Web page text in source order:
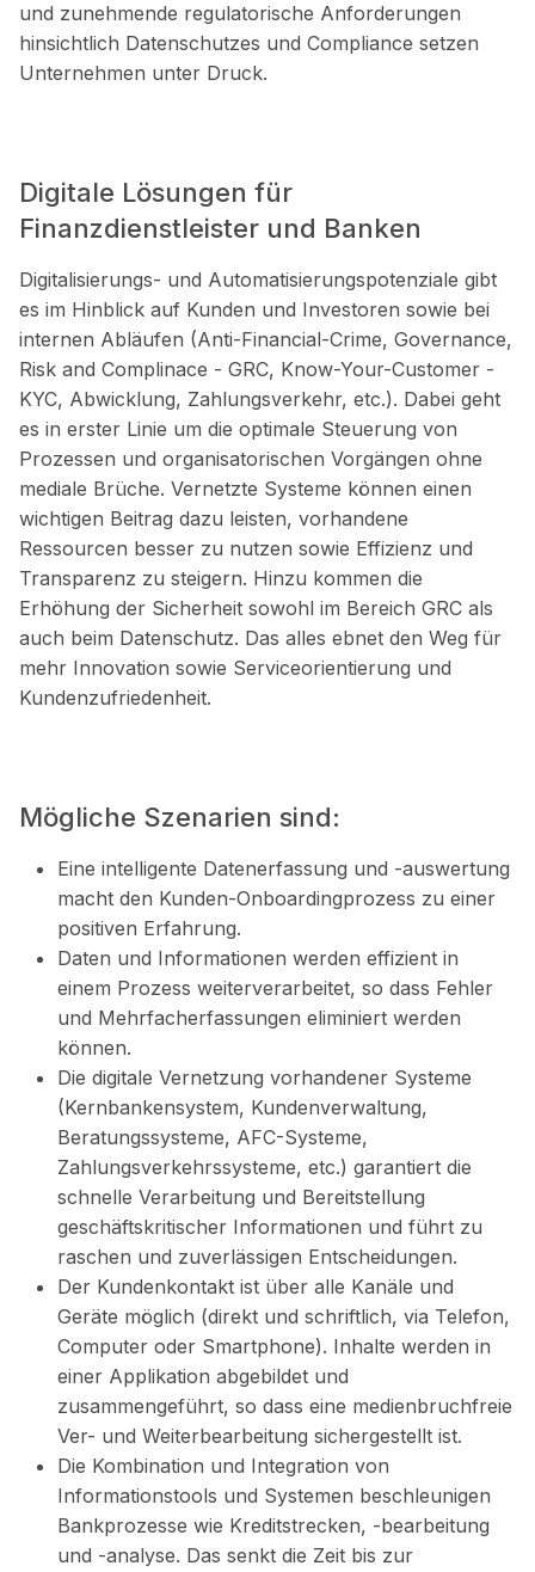
und zunehmende regulatorische Anforderungen
hinsichtlich Datenschutzes und Compliance setzen
Unternehmen unter Druck.
Digitale Lösungen für
Finanzdienstleister und Banken
Digitalisierungs- und Automatisierungspotenziale gibt
es im Hinblick auf Kunden und Investoren sowie bei
internen Abläufen (Anti-Financial-Crime, Governance,
Risk and Complinace - GRC, Know-Your-Customer -
KYC, Abwicklung, Zahlungsverkehr, etc.). Dabei geht
es in erster Linie um die optimale Steuerung von
Prozessen und organisatorischen Vorgängen ohne
mediale Brüche. Vernetzte Systeme können einen
wichtigen Beitrag dazu leisten, vorhandene
Ressourcen besser zu nutzen sowie Effizienz und
Transparenz zu steigern. Hinzu kommen die
Erhöhung der Sicherheit sowohl im Bereich GRC als
auch beim Datenschutz. Das alles ebnet den Weg für
mehr Innovation sowie Serviceorientierung und
Kundenzufriedenheit.
Mögliche Szenarien sind:
Eine intelligente Datenerfassung und -auswertung
macht den Kunden-Onboardingprozess zu einer
positiven Erfahrung.
Daten und Informationen werden effizient in
einem Prozess weiterverarbeitet, so dass Fehler
und Mehrfacherfassungen eliminiert werden
können.
Die digitale Vernetzung vorhandener Systeme
(Kernbankensystem, Kundenverwaltung,
Beratungssysteme, AFC-Systeme,
Zahlungsverkehrssysteme, etc.) garantiert die
schnelle Verarbeitung und Bereitstellung
geschäftskritischer Informationen und führt zu
raschen und zuverlässigen Entscheidungen.
Der Kundenkontakt ist über alle Kanäle und
Geräte möglich (direkt und schriftlich, via Telefon,
Computer oder Smartphone). Inhalte werden in
einer Applikation abgebildet und
zusammengeführt, so dass eine medienbruchfreie
Ver- und Weiterbearbeitung sichergestellt ist.
Die Kombination und Integration von
Informationstools und Systemen beschleunigen
Bankprozesse wie Kreditstrecken, -bearbeitung
und -analyse. Das senkt die Zeit bis zur